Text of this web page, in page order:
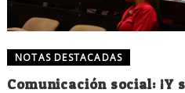
NOTAS DESTACADAS
Comunicación social: ¡Y